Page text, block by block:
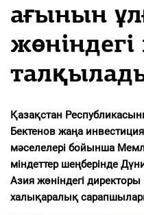
ағынын
Қазақстан
Бектенов жаңа
мәселелері бойынша
міндеттер шеңберінде
Азия жөніндегі
халықаралық